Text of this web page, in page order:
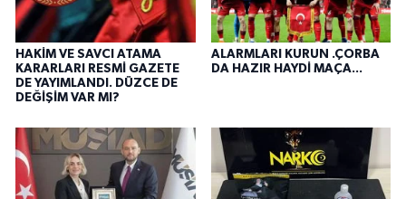
HAKİM VE SAVCI ATAMA
KARARLARI RESMİ GAZETE
DE YAYIMLANDI. DÜZCE DE
DEĞİŞİM VAR MI?
ALARMLARI KURUN .ÇORBA
DA HAZIR HAYDİ MAÇA...